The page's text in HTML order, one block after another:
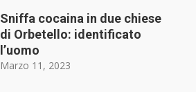
Sniffa cocaina in due chiese
di Orbetello: identificato
l’uomo
Marzo 11, 2023